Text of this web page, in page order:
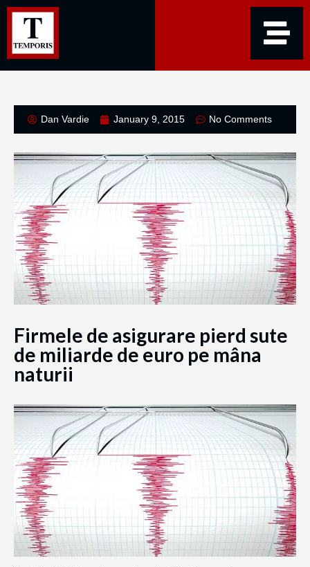
Dan Vardie January 9, 2015 No Comments
Firmele de asigurare pierd sute
de miliarde de euro pe mâna
naturii